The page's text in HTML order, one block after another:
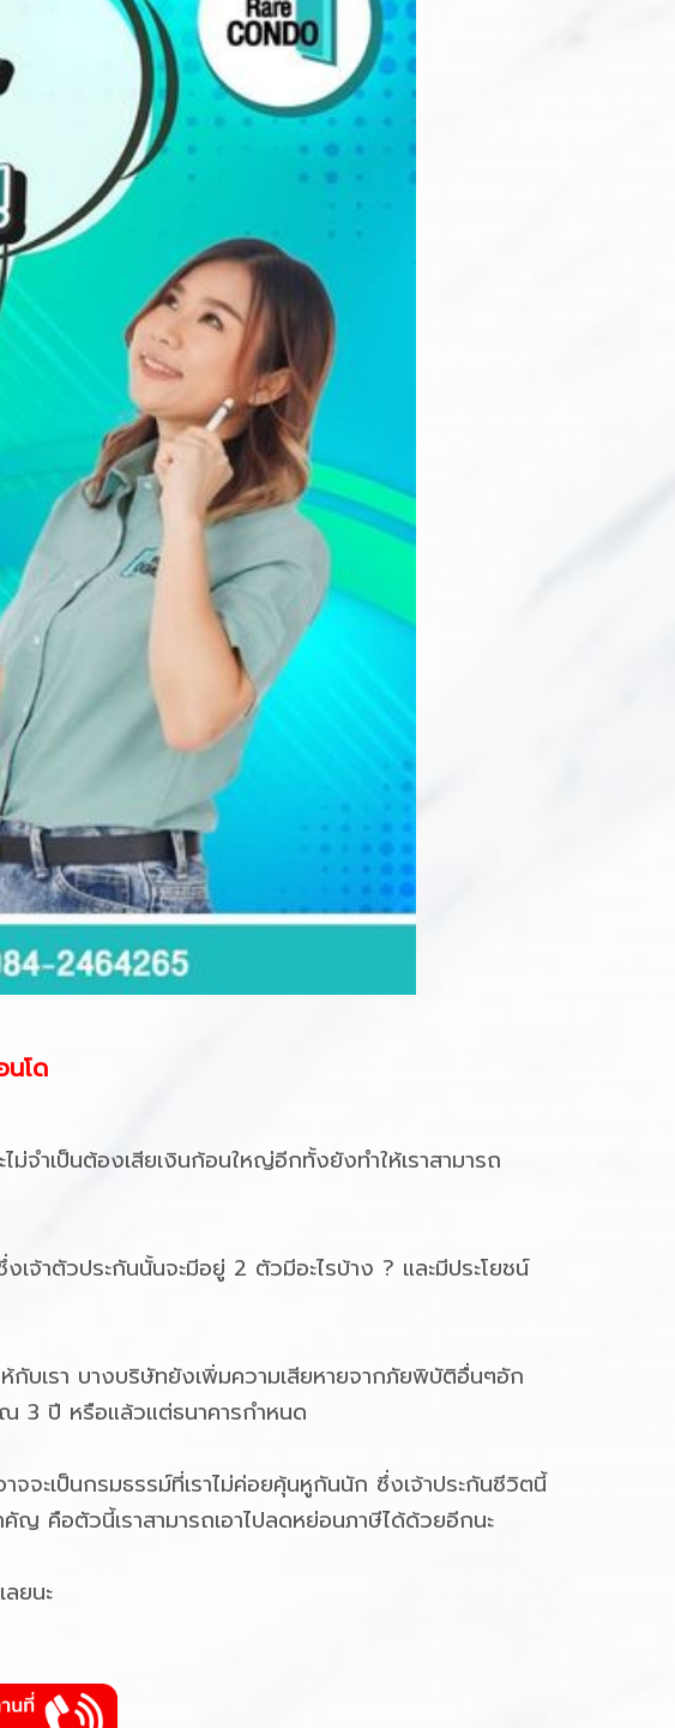
นโด
จำเป็นต้องเสียเงินก้อนใหญ่อีกทั้งยังทำให้เราสามารถ
เจ้าตัวประกันนั้นจะมีอยู่ 2 ตัวมีอะไรบ้าง ? และมีประโยชน์
กับเรา บางบริษัทยังเพิ่มความเสียหายจากภัยพิบัติอื่นๆอัก
3 ปี หรือแล้วแต่ธนาคารกำหนด
จะเป็นกรมธรรม์ที่เราไม่ค่อยคุ้นหูกันนัก ซึ่งเจ้าประกันชีวิตนี้
ญ คือตัวนี้เราสามารถเอาไปลดหย่อนภาษีได้ด้วยอีกนะ
ยนะ